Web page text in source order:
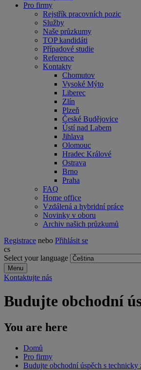
Pro firmy
Rejstřík pracovních pozic
Služby
Naše průzkumy
TOP kandidáti
Případové studie
Reference
Kontakty
Chomutov
Vysoké Mýto
Liberec
Zlín
Plzeň
České Budějovice
Ústí nad Labem
Jihlava
Olomouc
Hradec Králové
Ostrava
Brno
Praha
FAQ
Home office
Vzdálená a hybridní práce
Novinky v oboru
Archiv našich průzkumů
Registrace nebo Přihlásit se
cs
Select your language
Menu
Kontaktujte nás
Budujte obchodní
You are here
Domů
Pro firmy
Budujte obchodní úspěch s technicky